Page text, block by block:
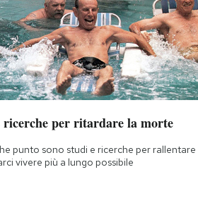
ricerche per ritardare la morte
punto sono studi e ricerche per
vivere più a lungo possibile